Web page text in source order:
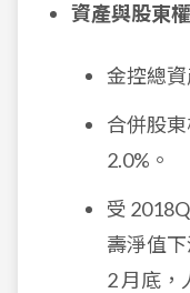
資產與股東
金控總
合併股
2.0%。
受
壽淨值
2 月底，